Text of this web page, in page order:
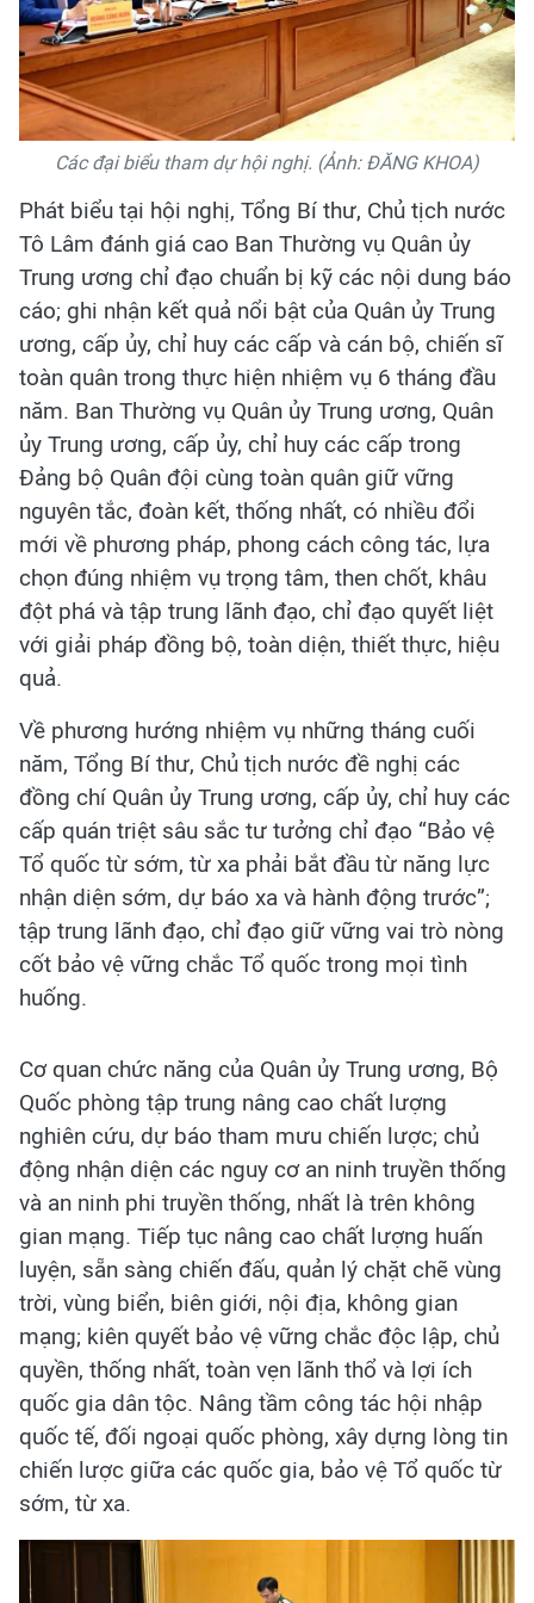
Các đại biểu tham dự hội nghị. (Ảnh: ĐĂNG KHOA)
Phát biểu tại hội nghị, Tổng Bí thư, Chủ tịch nước
Tô Lâm đánh giá cao Ban Thường vụ Quân ủy
Trung ương chỉ đạo chuẩn bị kỹ các nội dung báo
cáo; ghi nhận kết quả nổi bật của Quân ủy Trung
ương, cấp ủy, chỉ huy các cấp và cán bộ, chiến sĩ
toàn quân trong thực hiện nhiệm vụ 6 tháng đầu
năm. Ban Thường vụ Quân ủy Trung ương, Quân
ủy Trung ương, cấp ủy, chỉ huy các cấp trong
Đảng bộ Quân đội cùng toàn quân giữ vững
nguyên tắc, đoàn kết, thống nhất, có nhiều đổi
mới về phương pháp, phong cách công tác, lựa
chọn đúng nhiệm vụ trọng tâm, then chốt, khâu
đột phá và tập trung lãnh đạo, chỉ đạo quyết liệt
với giải pháp đồng bộ, toàn diện, thiết thực, hiệu
quả.
Về phương hướng nhiệm vụ những tháng cuối
năm, Tổng Bí thư, Chủ tịch nước đề nghị các
đồng chí Quân ủy Trung ương, cấp ủy, chỉ huy các
cấp quán triệt sâu sắc tư tưởng chỉ đạo “Bảo vệ
Tổ quốc từ sớm, từ xa phải bắt đầu từ năng lực
nhận diện sớm, dự báo xa và hành động trước”;
tập trung lãnh đạo, chỉ đạo giữ vững vai trò nòng
cốt bảo vệ vững chắc Tổ quốc trong mọi tình
huống.
Cơ quan chức năng của Quân ủy Trung ương, Bộ
Quốc phòng tập trung nâng cao chất lượng
nghiên cứu, dự báo tham mưu chiến lược; chủ
động nhận diện các nguy cơ an ninh truyền thống
và an ninh phi truyền thống, nhất là trên không
gian mạng. Tiếp tục nâng cao chất lượng huấn
luyện, sẵn sàng chiến đấu, quản lý chặt chẽ vùng
trời, vùng biển, biên giới, nội địa, không gian
mạng; kiên quyết bảo vệ vững chắc độc lập, chủ
quyền, thống nhất, toàn vẹn lãnh thổ và lợi ích
quốc gia dân tộc. Nâng tầm công tác hội nhập
quốc tế, đối ngoại quốc phòng, xây dựng lòng tin
chiến lược giữa các quốc gia, bảo vệ Tổ quốc từ
sớm, từ xa.